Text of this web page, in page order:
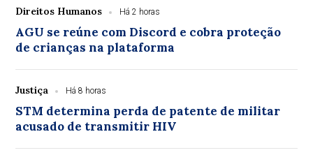
Direitos Humanos Há 2 horas
AGU se reúne com Discord e cobra proteção
de crianças na plataforma
Justiça Há 8 horas
STM determina perda de patente de militar
acusado de transmitir HIV